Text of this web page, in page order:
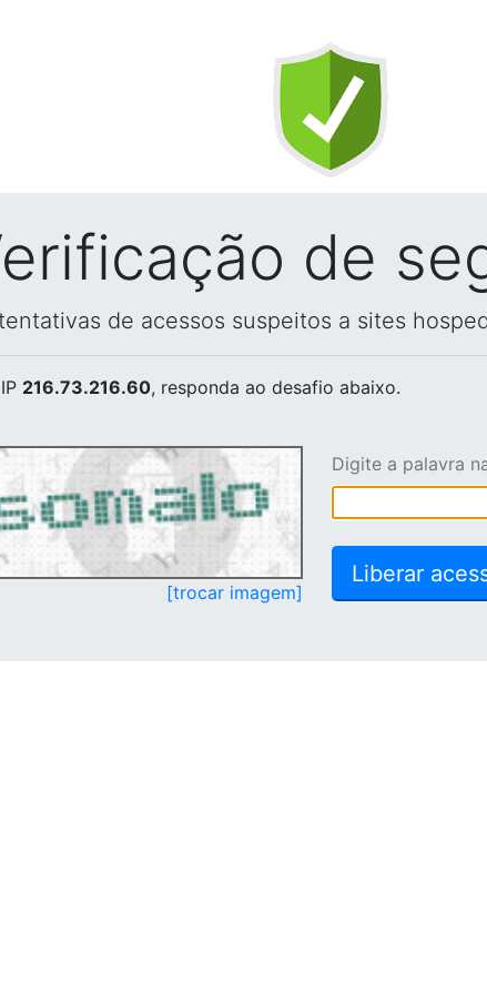
de
de acessos suspeitos a sites
216.73.216.60, responda ao desafio abaixo.
[trocar imagem]
Digite a palavra